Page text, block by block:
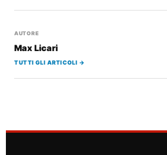
AUTORE
Max Licari
TUTTI GLI ARTICOLI →